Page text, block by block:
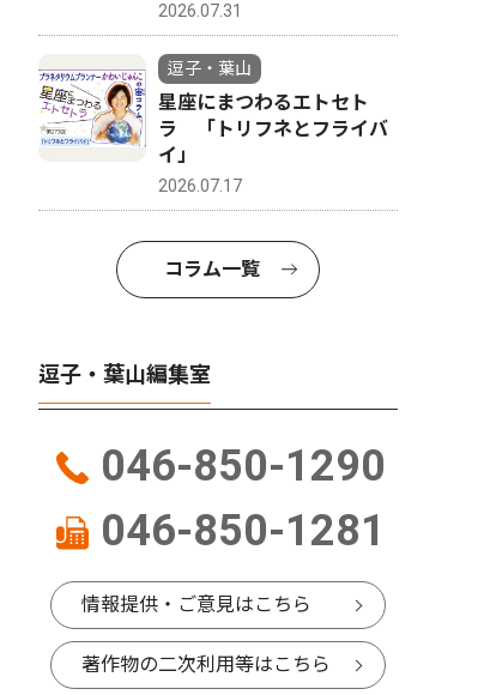
2026.07.31
逗子・葉山
星座にまつわるエトセト
ラ 「トリフネとフライバ
イ」
2026.07.17
コラム一覧
逗子・葉山編集室
046-850-1290
046-850-1281
情報提供・ご意見はこちら
著作物の二次利用等はこちら